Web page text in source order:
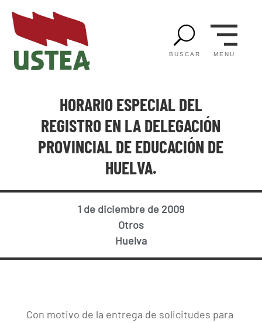
U
BUSCAR MENU
HORARIO ESPECIAL DEL
REGISTRO EN LA DELEGACIÓN
PROVINCIAL DE EDUCACIÓN DE
HUELVA.
1 de diciembre de 2009
Otros
Huelva
Con motivo de la entrega de solicitudes para